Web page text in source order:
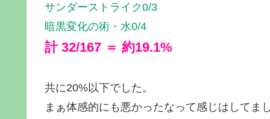
サンダーストライク0/3
暗黒変化の術・水0/4
計 32/167 ＝ 約19.1%
共に20%以下でした。
まぁ体感的にも悪かったなって感じはしてまし